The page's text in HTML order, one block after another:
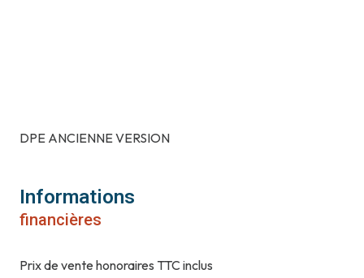
DPE ANCIENNE VERSION
Informations
financières
Prix de vente honoraires TTC inclus